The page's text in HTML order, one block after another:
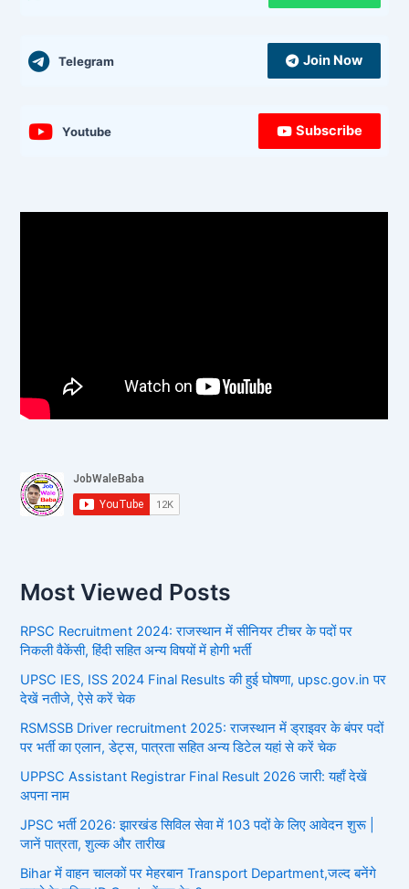
Telegram Join Now
Youtube Subscribe
Most Viewed Posts
RPSC Recruitment 2024: राजस्थान में सीनियर टीचर के पदों पर
निकली वैकेंसी, हिंदी सहित अन्य विषयों में होगी भर्ती
UPSC IES, ISS 2024 Final Results की हुई घोषणा, upsc.gov.in पर
देखें नतीजे, ऐसे करें चेक
RSMSSB Driver recruitment 2025: राजस्थान में ड्राइवर के बंपर पदों
पर भर्ती का एलान, डेट्स, पात्रता सहित अन्य डिटेल यहां से करें चेक
UPPSC Assistant Registrar Final Result 2026 जारी: यहाँ देखें
अपना नाम
JPSC भर्ती 2026: झारखंड सिविल सेवा में 103 पदों के लिए आवेदन शुरू |
जानें पात्रता, शुल्क और तारीख
Bihar में वाहन चालकों पर मेहरबान Transport Department,जल्द बनेंगे